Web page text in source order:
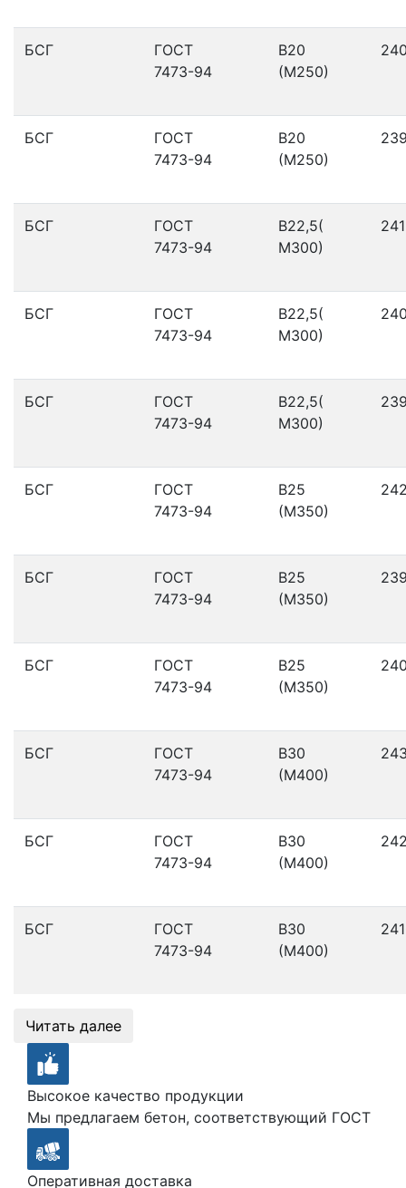
БСГ
ГОСТ
7473-94
В20
(М250)
БСГ
ГОСТ
7473-94
В20
(М250)
БСГ
ГОСТ
7473-94
В22,5(
М300)
БСГ
ГОСТ
7473-94
В22,5(
М300)
БСГ
ГОСТ
7473-94
В22,5(
М300)
БСГ
ГОСТ
7473-94
В25
(М350)
БСГ
ГОСТ
7473-94
В25
(М350)
БСГ
ГОСТ
7473-94
В25
(М350)
БСГ
ГОСТ
7473-94
В30
(М400)
БСГ
ГОСТ
7473-94
В30
(М400)
БСГ
ГОСТ
7473-94
В30
(М400)
Читать далее
Высокое качество продукции
Мы предлагаем бетон, соответствующий ГОСТ
Оперативная доставка